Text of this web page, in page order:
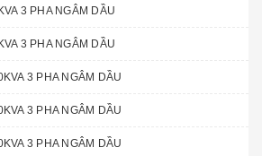
3 PHA NGÂM DẦU
3 PHA NGÂM DẦU
3 PHA NGÂM DẦU
3 PHA NGÂM DẦU
3 PHA NGÂM DẦU